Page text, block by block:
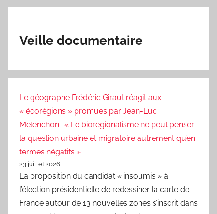
Veille documentaire
Le géographe Frédéric Giraut réagit aux
« écorégions » promues par Jean-Luc
Mélenchon : « Le biorégionalisme ne peut penser
la question urbaine et migratoire autrement qu’en
termes négatifs »
23 juillet 2026
La proposition du candidat « insoumis » à
l’élection présidentielle de redessiner la carte de
France autour de 13 nouvelles zones s’inscrit dans